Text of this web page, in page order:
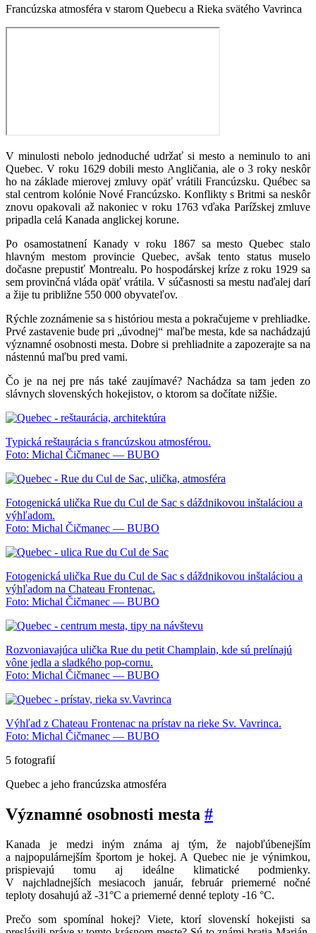
Francúzska atmosféra v starom Quebecu a Rieka svätého Vavrinca
V minulosti nebolo jednoduché udržať si mesto a neminulo to ani
Quebec. V roku 1629 dobili mesto Angličania, ale o 3 roky neskôr
ho na základe mierovej zmluvy opäť vrátili Francúzsku. Québec sa
stal centrom kolónie Nové Francúzsko. Konflikty s Britmi sa neskôr
znovu opakovali až nakoniec v roku 1763 vďaka Parížskej zmluve
pripadla celá Kanada anglickej korune.
Po osamostatnení Kanady v roku 1867 sa mesto Quebec stalo
hlavným mestom provincie Quebec, avšak tento status muselo
dočasne prepustiť Montrealu. Po hospodárskej kríze z roku 1929 sa
sem provinčná vláda opäť vrátila. V súčasnosti sa mestu naďalej darí
a žije tu približne 550 000 obyvateľov.
Rýchle zoznámenie sa s históriou mesta a pokračujeme v prehliadke.
Prvé zastavenie bude pri „úvodnej“ maľbe mesta, kde sa nachádzajú
významné osobnosti mesta. Dobre si prehliadnite a zapozerajte sa na
nástennú maľbu pred vami.
Čo je na nej pre nás také zaujímavé? Nachádza sa tam jeden zo
slávnych slovenských hokejistov, o ktorom sa dočítate nižšie.
Typická reštaurácia s francúzskou atmosférou.
Foto: Michal Čičmanec — BUBO
Fotogenická ulička Rue du Cul de Sac s dáždnikovou inštaláciou a
výhľadom.
Foto: Michal Čičmanec — BUBO
Fotogenická ulička Rue du Cul de Sac s dáždnikovou inštaláciou a
výhľadom na Chateau Frontenac.
Foto: Michal Čičmanec — BUBO
Rozvoniavajúca ulička Rue du petit Champlain, kde sú prelínajú
vône jedla a sladkého pop-cornu.
Foto: Michal Čičmanec — BUBO
Výhľad z Chateau Frontenac na prístav na rieke Sv. Vavrinca.
Foto: Michal Čičmanec — BUBO
5 fotografií
Quebec a jeho francúzska atmosféra
Významné osobnosti mesta #
Kanada je medzi iným známa aj tým, že najobľúbenejším
a najpopulárnejším športom je hokej. A Quebec nie je výnimkou,
prispievajú tomu aj ideálne klimatické podmienky.
V najchladnejších mesiacoch január, február priemerné nočné
teploty dosahujú až -31°C a priemerné denné teploty -16 °C.
Prečo som spomínal hokej? Viete, ktorí slovenskí hokejisti sa